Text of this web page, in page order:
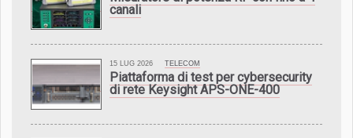
canali
15 LUG 2026 TELECOM
Piattaforma di test per cybersecurity
di rete Keysight APS-ONE-400